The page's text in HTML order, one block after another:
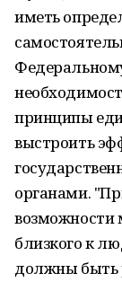
иметь
принципы
выстроить
органами.
возможности
близкого к
должны быть